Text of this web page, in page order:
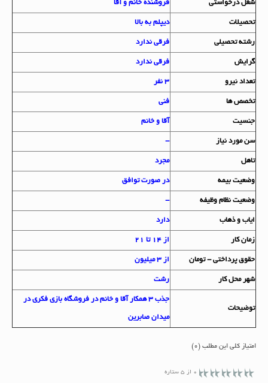
شغل درخواستي فروشنده خانم و آقا
تحصيلات دیپلم به بالا
رشته تحصيلي فرقی ندارد
گرايش فرقی ندارد
تعداد نيرو
تخصص ها
جنسيت آقا و خانم
سن مورد نياز
تاهل مجرد
وضعيت بيمه در صورت توافق
وضعيت نظام وظيفه
اياب و ذهاب دارد
زمان کار
حقوق پرداختي - تومان
شهر محل کار رشت
توضيحات
جذب 3 همکار آقا و خانم در فروشگاه بازی فکری در
میدان صابرین
امتیاز کلی این مطلب (0)
0 از 5 ستاره